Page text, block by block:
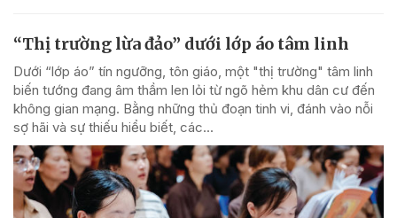
“Thị trường lừa đảo” dưới lớp áo tâm linh
Dưới “lớp áo” tín ngưỡng, tôn giáo, một "thị trường" tâm linh
biến tướng đang âm thầm len lỏi từ ngõ hẻm khu dân cư đến
không gian mạng. Bằng những thủ đoạn tinh vi, đánh vào nỗi
sợ hãi và sự thiếu hiểu biết, các...